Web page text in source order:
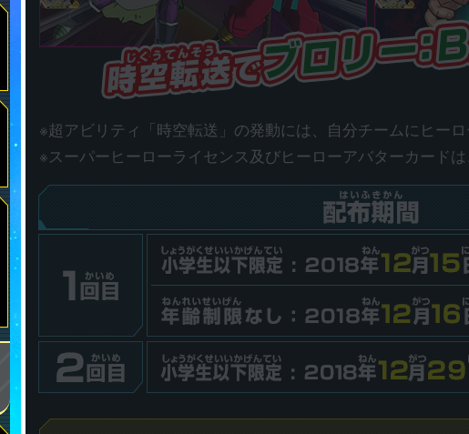
※超アビリティ「時空転送」の発動には、自分チームにヒー
※スーパーヒーローライセンス及びヒーローアバターカード